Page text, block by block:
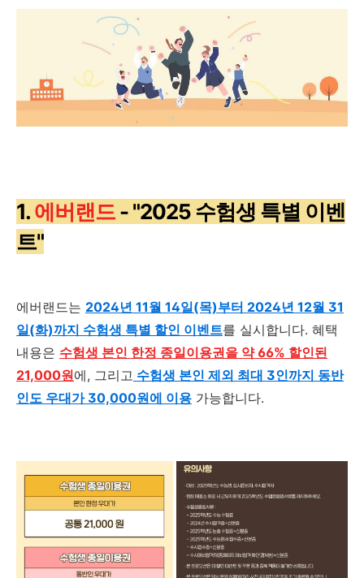
1.에버랜드- "2025 수험생 특별 이벤
트"
에버랜드는 2024년 11월 14일(목)부터 2024년 12월 31
일(화)까지 수험생 특별 할인 이벤트를 실시합니다. 혜택
내용은 수험생 본인 한정 종일이용권을 약 66% 할인된
21,000원에, 그리고 수험생 본인 제외 최대 3인까지 동반
인도 우대가 30,000원에 이용 가능합니다.